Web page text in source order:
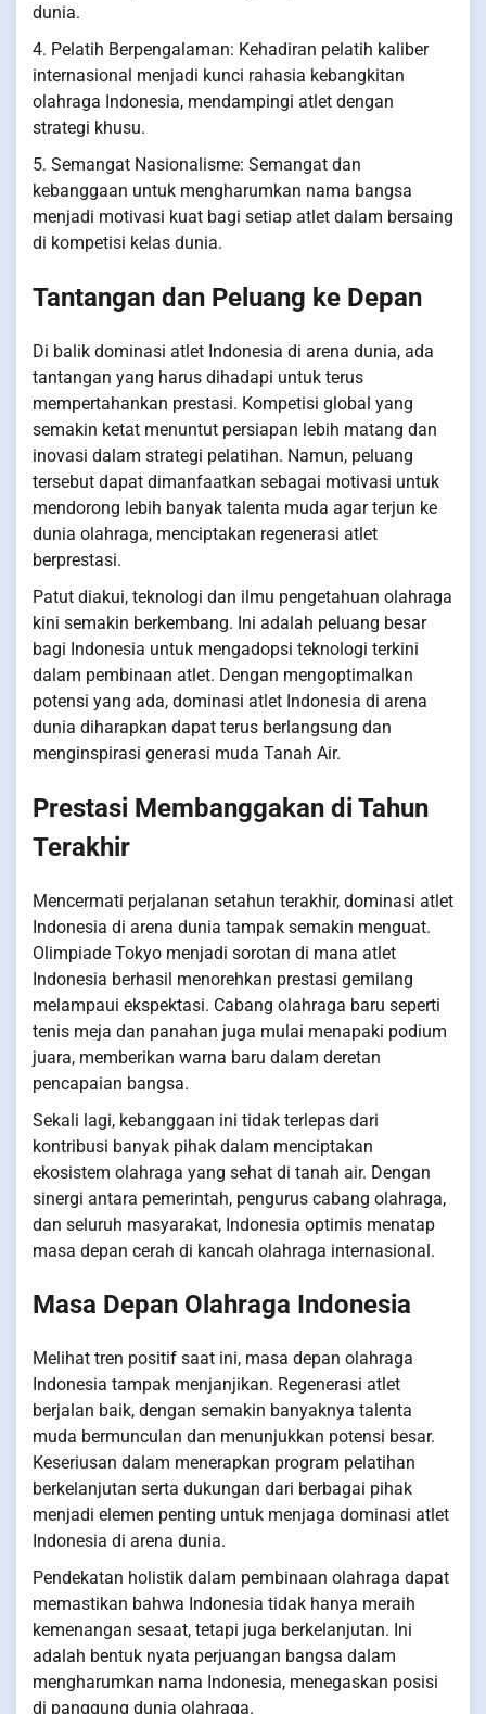
dunia.
4. Pelatih Berpengalaman: Kehadiran pelatih kaliber
internasional menjadi kunci rahasia kebangkitan
olahraga Indonesia, mendampingi atlet dengan
strategi khusu.
5. Semangat Nasionalisme: Semangat dan
kebanggaan untuk mengharumkan nama bangsa
menjadi motivasi kuat bagi setiap atlet dalam bersaing
di kompetisi kelas dunia.
Tantangan dan Peluang ke Depan
Di balik dominasi atlet Indonesia di arena dunia, ada
tantangan yang harus dihadapi untuk terus
mempertahankan prestasi. Kompetisi global yang
semakin ketat menuntut persiapan lebih matang dan
inovasi dalam strategi pelatihan. Namun, peluang
tersebut dapat dimanfaatkan sebagai motivasi untuk
mendorong lebih banyak talenta muda agar terjun ke
dunia olahraga, menciptakan regenerasi atlet
berprestasi.
Patut diakui, teknologi dan ilmu pengetahuan olahraga
kini semakin berkembang. Ini adalah peluang besar
bagi Indonesia untuk mengadopsi teknologi terkini
dalam pembinaan atlet. Dengan mengoptimalkan
potensi yang ada, dominasi atlet Indonesia di arena
dunia diharapkan dapat terus berlangsung dan
menginspirasi generasi muda Tanah Air.
Prestasi Membanggakan di Tahun
Terakhir
Mencermati perjalanan setahun terakhir, dominasi atlet
Indonesia di arena dunia tampak semakin menguat.
Olimpiade Tokyo menjadi sorotan di mana atlet
Indonesia berhasil menorehkan prestasi gemilang
melampaui ekspektasi. Cabang olahraga baru seperti
tenis meja dan panahan juga mulai menapaki podium
juara, memberikan warna baru dalam deretan
pencapaian bangsa.
Sekali lagi, kebanggaan ini tidak terlepas dari
kontribusi banyak pihak dalam menciptakan
ekosistem olahraga yang sehat di tanah air. Dengan
sinergi antara pemerintah, pengurus cabang olahraga,
dan seluruh masyarakat, Indonesia optimis menatap
masa depan cerah di kancah olahraga internasional.
Masa Depan Olahraga Indonesia
Melihat tren positif saat ini, masa depan olahraga
Indonesia tampak menjanjikan. Regenerasi atlet
berjalan baik, dengan semakin banyaknya talenta
muda bermunculan dan menunjukkan potensi besar.
Keseriusan dalam menerapkan program pelatihan
berkelanjutan serta dukungan dari berbagai pihak
menjadi elemen penting untuk menjaga dominasi atlet
Indonesia di arena dunia.
Pendekatan holistik dalam pembinaan olahraga dapat
memastikan bahwa Indonesia tidak hanya meraih
kemenangan sesaat, tetapi juga berkelanjutan. Ini
adalah bentuk nyata perjuangan bangsa dalam
mengharumkan nama Indonesia, menegaskan posisi
di panggung dunia olahraga.